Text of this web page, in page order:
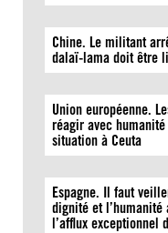
Chine. Le militant
dalaï-lama doit être
Union européenne.
réagir avec
situation à Ceuta
Espagne. Il faut
dignité et
l’afflux exceptionnel